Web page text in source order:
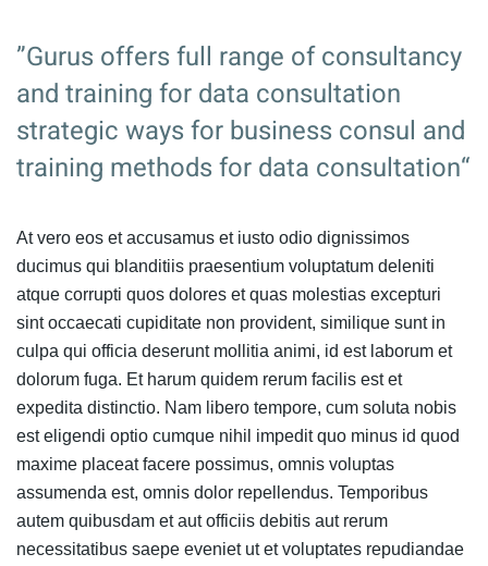
”Gurus offers full range of consultancy
and training for data consultation
strategic ways for business consul and
training methods for data consultation“
At vero eos et accusamus et iusto odio dignissimos
ducimus qui blanditiis praesentium voluptatum deleniti
atque corrupti quos dolores et quas molestias excepturi
sint occaecati cupiditate non provident, similique sunt in
culpa qui officia deserunt mollitia animi, id est laborum et
dolorum fuga. Et harum quidem rerum facilis est et
expedita distinctio. Nam libero tempore, cum soluta nobis
est eligendi optio cumque nihil impedit quo minus id quod
maxime placeat facere possimus, omnis voluptas
assumenda est, omnis dolor repellendus. Temporibus
autem quibusdam et aut officiis debitis aut rerum
necessitatibus saepe eveniet ut et voluptates repudiandae